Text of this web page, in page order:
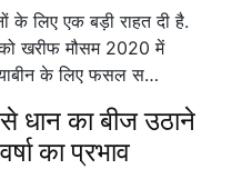
के लिए एक बड़ी राहत दी है.
खरीफ मौसम 2020 में
के लिए फसल स…
का बीज उठाने
का प्रभाव